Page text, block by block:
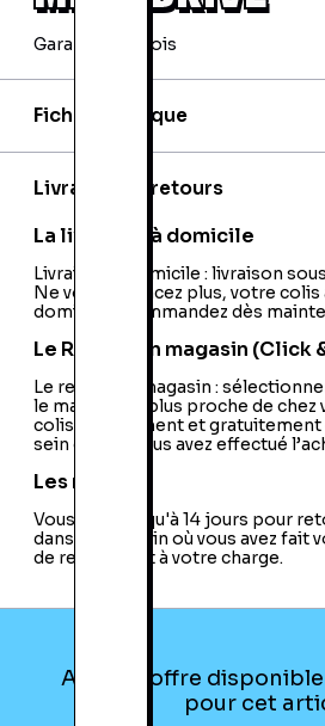
Garantie 24 mois
Fiche technique
Livraison et retours
La livraison à domicile
Livraison à domicile : livraison
Ne vous déplacez plus, votre colis
domicile ! Commandez dès
Le Retrait en magasin (Click
Le retrait en magasin :
le magasin le plus proche de
colis directement et gratuitement
sein duquel vous avez effectué
Les retours
Vous avez jusqu'à 14 jours pour
dans le magasin où vous avez fait
de retour sont à votre charge.
Aucune offre
pour cet